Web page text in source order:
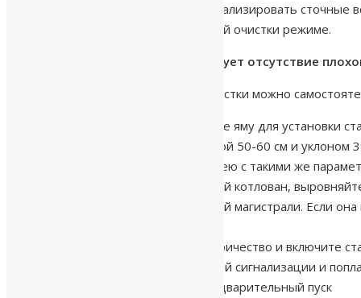
перестают активно расти и минерализировать
стандартном для станции глубокой очистки режиме.
Такой способ очистки гарантирует отсутствие
Установить станцию глубокой очистки можно
Определите место и выройте яму для установки
Выкопайте траншею глубиной 50-60 см и
Выкопайте еще одну траншею с такими же
Опустите станцию в вырытый котлован,
Измерьте длину подводящей магистрали. Если
Подведите к станции электричество и включите
Подключите лампу аварийной сигнализации и
Произведите тестовый предварительный пуск